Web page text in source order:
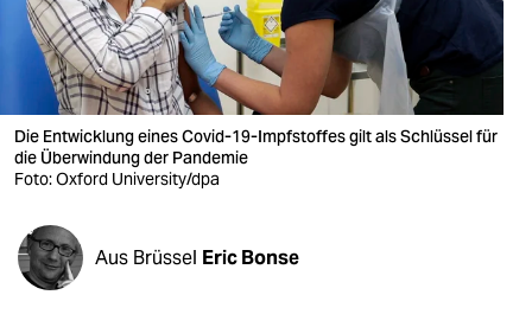
wahrheit
verlag
verlag
veranstaltungen
fragen & hilfe
Die Entwicklung eines Covid-19-Impfstoffes gilt als Schlüssel für
die Überwindung der Pandemie
Foto: Oxford University/dpa
Aus Brüssel Eric Bonse